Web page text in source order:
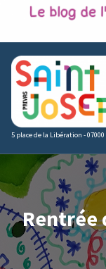
content
5 place de la Libération - 07000
Rentrée